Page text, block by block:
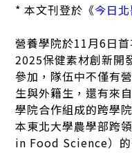
* 本文刊登於《今日
營養學院於11月6日
2025保健素材創新開
參加，隊伍中不僅有
生與外籍生，還有來
學院合作組成的跨學
本東北大學農學部跨
in Food Science）的